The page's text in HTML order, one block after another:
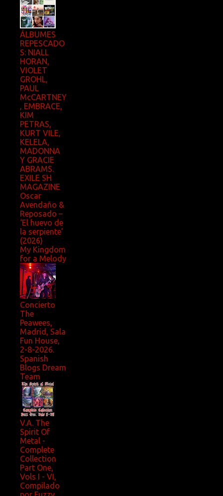
ÁLBUMES
REPESCADO
S: NIALL
HORAN,
VIOLET
GROHL,
PAUL
McCARTNEY
, EMBRACE,
KIM
PETRAS,
KURT VILE,
KELELA,
MADONNA
Y GRACIE
ABRAMS.
EXILE SH
MAGAZINE
Oscar
Avendaño &
Reposado –
‘El huevo de
la serpiente’
(2026)
My Kingdom
for a Melody
Concierto
The
Peawees,
Madrid, Sala
Fun House,
2-8-2026.
Spanish
Blogs Dream
Team
V.A. The
Spirit Of
Metal -
Complete
Collection
Part One,
Vols I - VI,
Compilado